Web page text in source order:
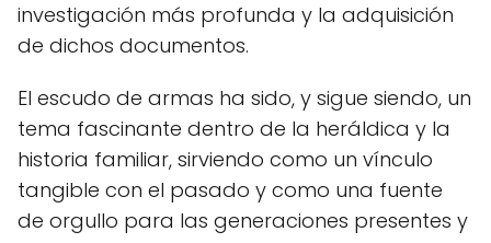
investigación más profunda y la adquisición
de dichos documentos.
El escudo de armas ha sido, y sigue siendo, un
tema fascinante dentro de la heráldica y la
historia familiar, sirviendo como un vínculo
tangible con el pasado y como una fuente
de orgullo para las generaciones presentes y